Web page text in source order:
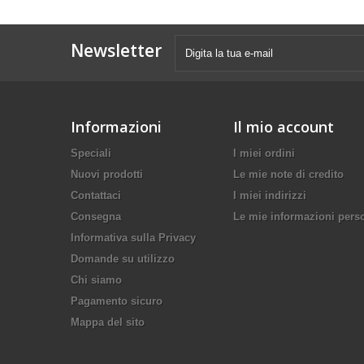
Newsletter
Informazioni
Speciali
Nuovi prodotti
Contattaci
Consegna
Informativa sulla Privacy
Domande su utilizzo
Chi siamo
Pagamento sicuro
Mappa del sito
Il mio account
I miei ordini
Le mie note di credito
I miei indirizzi
Le mie informazioni